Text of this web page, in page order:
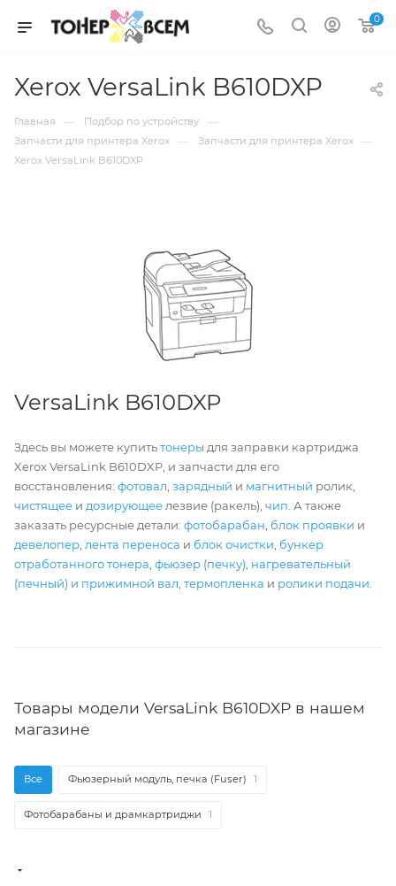
0
Xerox VersaLink B610DXP
Главная — Подбор по устройству —
Запчасти для принтера Xerox — Запчасти для принтера Xerox —
Xerox VersaLink B610DXP
VersaLink B610DXP
Здесь вы можете купитьтонеры для заправки картриджа
Xerox VersaLink B610DXP, и запчасти для его
восстановления: фотовал зарядный и магнитный ролик,
чистящее и дозирующее лезвие (ракель), чип . А также
заказать ресурсные детали: фотобарабан блок проявки и
девелопер лента переноса и блок очистки бункер
отработанного тонера фьюзер (печку) нагревательный
(печный) и прижимной вал термопленка и ролики подачи
Товары модели VersaLink B610DXP в нашем
магазине
Все Фьюзерный модуль, печка (Fuser) 1
Фотобарабаны и драмкартриджи 1